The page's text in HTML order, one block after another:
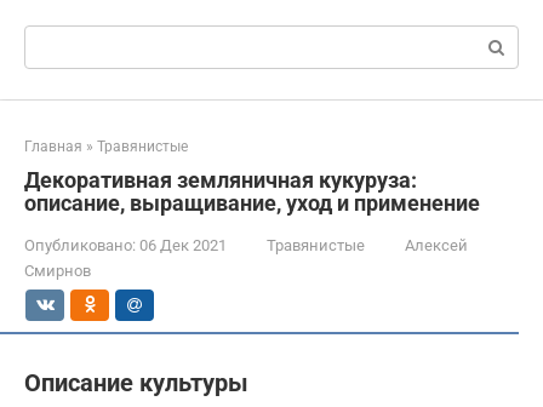
Поиск:
Главная » Травянистые
Декоративная земляничная кукуруза:
описание, выращивание, уход и применение
Опубликовано: 06 Дек 2021 Травянистые
Алексей
Смирнов
Описание культуры